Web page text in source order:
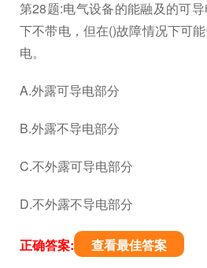
第28题:电气设备的能融及的可
下不带电，但在()故障情况下可
电。
A.外露可导电部分
B.外露不导电部分
C.不外露可导电部分
D.不外露不导电部分
正确答案: 查看最佳答案